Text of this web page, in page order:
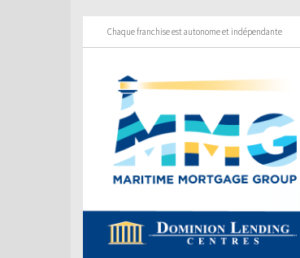
Chaque franchise est autonome et indépendante